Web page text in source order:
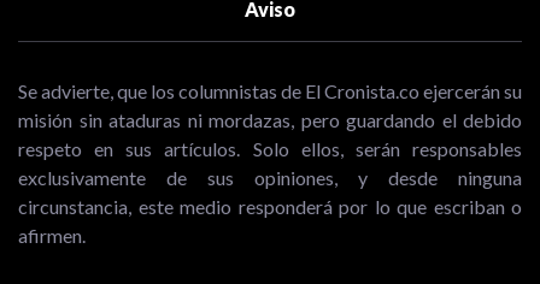
Aviso
Se advierte, que los columnistas de El Cronista.co ejercerán su
misión sin ataduras ni mordazas, pero guardando el debido
respeto en sus artículos. Solo ellos, serán responsables
exclusivamente de sus opiniones, y desde ninguna
circunstancia, este medio responderá por lo que escriban o
afirmen.